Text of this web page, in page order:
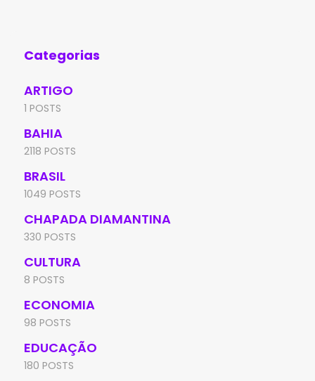
Categorias
ARTIGO
1 POSTS
BAHIA
2118 POSTS
BRASIL
1049 POSTS
CHAPADA DIAMANTINA
330 POSTS
CULTURA
8 POSTS
ECONOMIA
98 POSTS
EDUCAÇÃO
180 POSTS